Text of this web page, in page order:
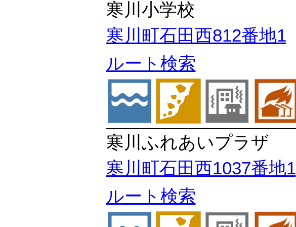
寒川小学校
寒川町石田西812番地1
ルート検索
寒川ふれあいプラザ
寒川町石田西1037番地1
ルート検索